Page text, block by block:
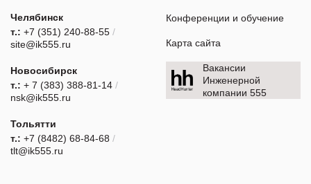
Челябинск
т.: +7 (351) 240-88-55 /
site@ik555.ru
Новосибирск
т.: + 7 (383) 388-81-14 /
nsk@ik555.ru
Тольятти
т.: +7 (8482) 68-84-68 /
tlt@ik555.ru
Конференции и обучение
Карта сайта
Вакансии
Инженерной
компании 555